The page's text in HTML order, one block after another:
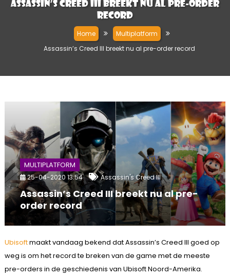
Assassin’s Creed III breekt nu al pre-order
record
Home
Multiplatform
Assassin’s Creed III breekt nu al pre-order record
MULTIPLATFORM
25-04-2020 13:54 Assassin's Creed III
Assassin’s Creed III breekt nu al pre-
order record
Ubisoftmaakt vandaag bekend dat Assassin’s Creed III goed op
weg is om het record te breken van de game met de meeste
pre-orders in de geschiedenis van Ubisoft Noord-Amerika.